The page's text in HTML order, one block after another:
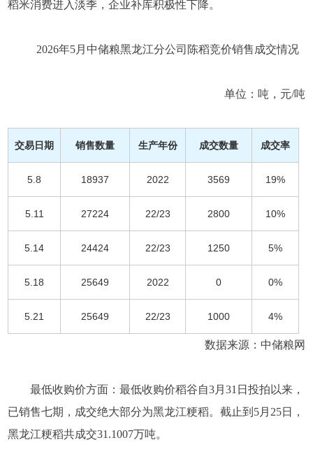
稻米消费进入淡季，企业补库积极性下降。
2026年5月中储粮黑龙江分公司陈稻竞价销售成交情况
单位：吨，元/吨
交易日期 销售数量 生产年份 成交数量 成交率
5.8 18937 2022 3569 19%
5.11 27224 22/23 2800 10%
5.14 24424 22/23 1250 5%
5.18 25649 2022 0 0%
5.21 25649 22/23 1000 4%
数据来源：中储粮网
最低收购价方面：最低收购价稻谷自3月31日投拍以来，
已销售七期，成交绝大部分为黑龙江粳稻。截止到5月25日，
黑龙江粳稻共成交31.1007万吨。